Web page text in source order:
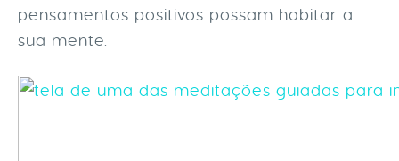
pensamentos positivos possam habitar a
sua mente.